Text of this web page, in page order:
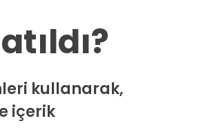
kullanarak,
içerik